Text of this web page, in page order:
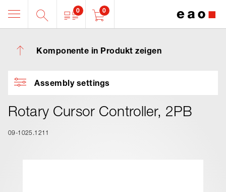
0 0
Komponente in Produkt zeigen
Assembly settings
Rotary Cursor Controller, 2PB
09-1025.1211